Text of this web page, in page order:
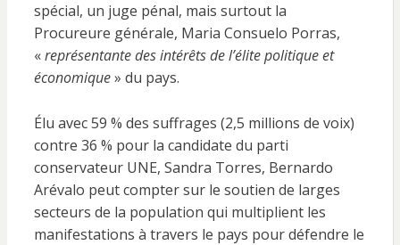
spécial, un juge pénal, mais surtout la
Procureure générale, Maria Consuelo Porras,
«représentante des intérêts de l’élite politique et
économique» du pays.
Élu avec 59 % des suffrages (2,5 millions de voix)
contre 36 % pour la candidate du parti
conservateur UNE, Sandra Torres, Bernardo
Arévalo peut compter sur le soutien de larges
secteurs de la population qui multiplient les
manifestations à travers le pays pour défendre le